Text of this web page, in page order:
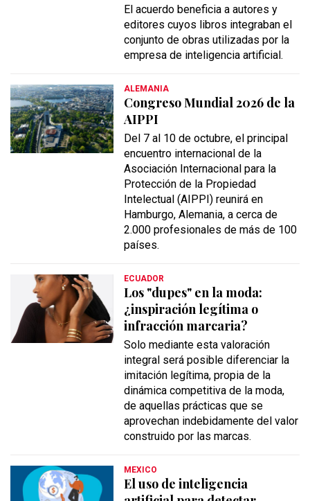
El acuerdo beneficia a autores y
editores cuyos libros integraban el
conjunto de obras utilizadas por la
empresa de inteligencia artificial.
ALEMANIA
Congreso Mundial 2026 de la
AIPPI
Del 7 al 10 de octubre, el principal
encuentro internacional de la
Asociación Internacional para la
Protección de la Propiedad
Intelectual (AIPPI) reunirá en
Hamburgo, Alemania, a cerca de
2.000 profesionales de más de 100
países.
ECUADOR
Los "dupes" en la moda:
¿inspiración legítima o
infracción marcaria?
Solo mediante esta valoración
integral será posible diferenciar la
imitación legítima, propia de la
dinámica competitiva de la moda,
de aquellas prácticas que se
aprovechan indebidamente del valor
construido por las marcas.
MEXICO
El uso de inteligencia